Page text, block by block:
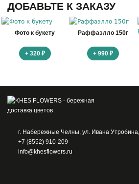
ДОБАВЬТЕ К ЗАКАЗУ
Фото к букету
+ 320 ₽
Раффаэлло 150г
+ 990 ₽
г. Набережные Челны, ул. Ивана
+7 (8552) 910-209
info@khesflowers.ru